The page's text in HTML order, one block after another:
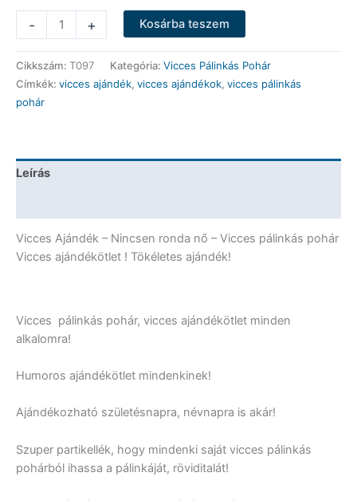
-
Pálinkás
Pohár
-
Nincsen
ronda
Vicces
+ Kosárba teszem
Cikkszám: T097 Kategória: Vicces Pálinkás Pohár
Címkék: vicces ajándék, vicces ajándékok, vicces pálinkás
pohár
Leírás
Vicces Ajándék – Nincsen ronda nő – Vicces pálinkás pohár
Vicces ajándékötlet ! Tökéletes ajándék!
Vicces pálinkás pohár, vicces ajándékötlet minden
alkalomra!
Humoros ajándékötlet mindenkinek!
Ajándékozható születésnapra, névnapra is akár!
Szuper partikellék, hogy mindenki saját vicces pálinkás
pohárból ihassa a pálinkáját, röviditalát!